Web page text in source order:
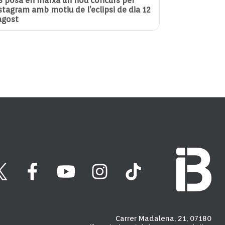
amb motiu de l’eclipsi de dia 12
Carrer Madalena, 21, 07180